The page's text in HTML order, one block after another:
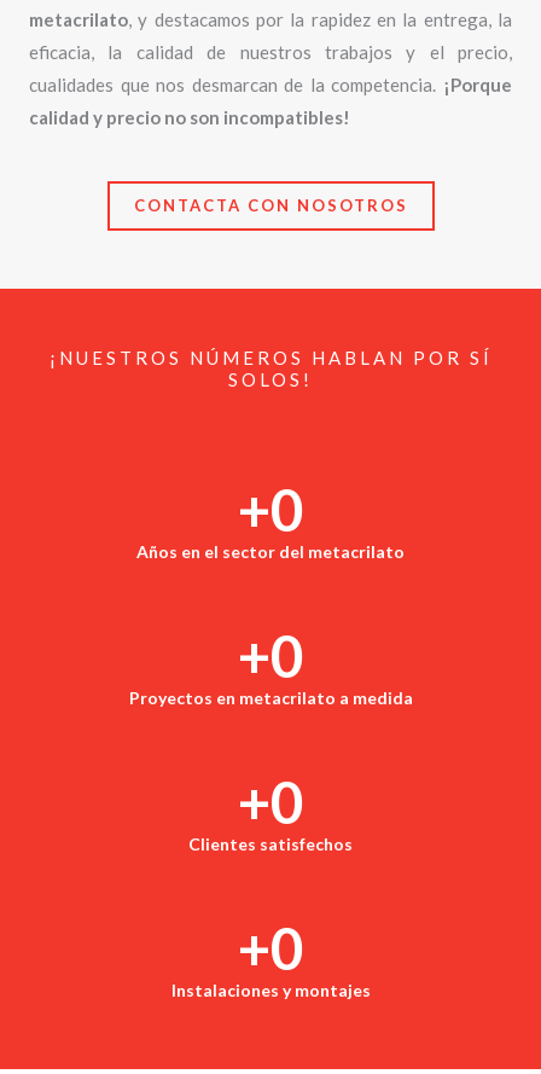
metacrilato, y destacamos por la rapidez en la entrega, la
eficacia, la calidad de nuestros trabajos y el precio,
cualidades que nos desmarcan de la competencia. ¡Porque
calidad y precio no son incompatibles!
CONTACTA CON NOSOTROS
¡NUESTROS NÚMEROS HABLAN POR SÍ
SOLOS!
Años en el sector del metacrilato
+0
Proyectos en metacrilato a medida
+0
Clientes satisfechos
+0
Instalaciones y montajes
+0